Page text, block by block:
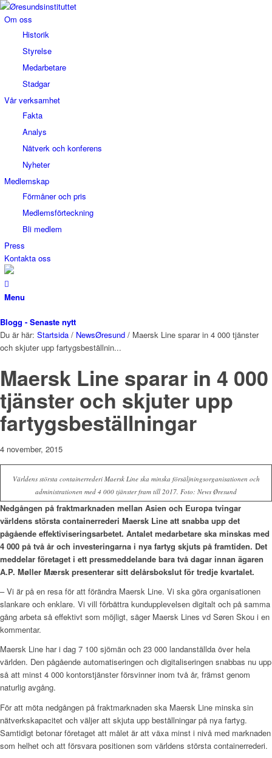
Om oss
Historik
Styrelse
Medarbetare
Stadgar
Vår verksamhet
Fakta
Analys
Nätverk och konferens
Nyheter
Medlemskap
Förmåner och pris
Medlemsförteckning
Bli medlem
Press
Kontakta oss
Menu
Blogg - Senaste nytt
Du är här: Startsida / NewsØresund / Maersk Line sparar in 4 000 tjänster
och skjuter upp fartygsbeställnin...
Maersk Line sparar in 4 000
tjänster och skjuter upp
fartygsbeställningar
4 november, 2015
Världens största containerrederi Maersk Line ska minska försäljningsorganisationen och
administrationen med 4 000 tjänster fram till 2017. Foto: News Øresund
Nedgången på fraktmarknaden mellan Asien och Europa tvingar
världens största containerrederi Maersk Line att snabba upp det
pågående effektiviseringsarbetet. Antalet medarbetare ska minskas med
4 000 på två år och investeringarna i nya fartyg skjuts på framtiden. Det
meddelar företaget i ett pressmeddelande bara två dagar innan ägaren
A.P. Møller Mærsk presenterar sitt delårsbokslut för tredje kvartalet.
– Vi är på en resa för att förändra Maersk Line. Vi ska göra organisationen
slankare och enklare. Vi vill förbättra kundupplevelsen digitalt och på samma
gång arbeta så effektivt som möjligt, säger Maersk Lines vd Søren Skou i en
kommentar.
Maersk Line har i dag 7 100 sjömän och 23 000 landanställda över hela
världen. Den pågående automatiseringen och digitaliseringen snabbas nu upp
så att minst 4 000 kontorstjänster försvinner inom två år, främst genom
naturlig avgång.
För att möta nedgången på fraktmarknaden ska Maersk Line minska sin
nätverkskapacitet och väljer att skjuta upp beställningar på nya fartyg.
Samtidigt betonar företaget att målet är att växa minst i nivå med marknaden
som helhet och att försvara positionen som världens största containerrederi.